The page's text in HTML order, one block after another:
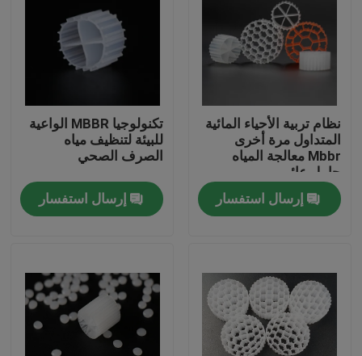
منتجات
معلومات عنا
نظام تربية الأحياء المائية
المتداول مرة أخرى
Mbbr معالجة المياه
حامل عائم
إرسال استفسار
تكنولوجيا MBBR الواعية
للبيئة لتنظيف مياه
الصرف الصحي
إرسال استفسار